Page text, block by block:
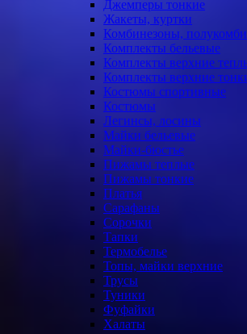
Джемперы тонкие
Жакеты, куртки
Комбинезоны,
Комплекты бельевые
Комплекты верхние
Комплекты верхние
Костюмы спортивные
Костюмы
Легинсы, лосины
Майки бельевые
Майки-бюстье
Пижамы теплые
Пижамы тонкие
Платья
Сарафаны
Сорочки
Тапки
Термобелье
Топы, майки верхние
Трусы
Туники
Фуфайки
Халаты